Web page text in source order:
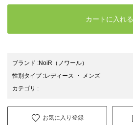
カートに入れる
ブランド :NoiR （ノワール）
性別タイプ:レディース ・
メンズ
カテゴリ :
お気に入り登録